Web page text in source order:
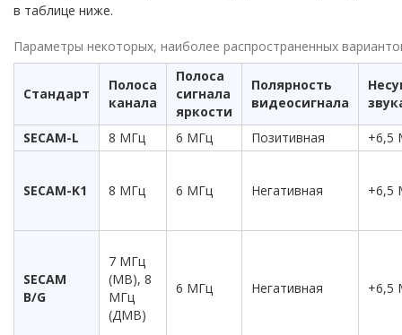
в таблице ниже.
Параметры некоторых, наиболее распространенных
Стандарт
Полоса
канала
Полоса
сигнала
яркости
Полярность
видеосигнала
SECAM-L 8 МГц 6 МГц Позитивная +6,5
SECAM-K1 8 МГц 6 МГц Негативная +6,5
SECAM
В/G
7 МГц
(МВ), 8
МГц
(ДМВ)
6 МГц Негативная +6,5